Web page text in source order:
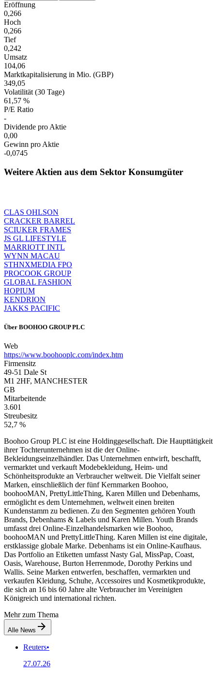
Eröffnung
0,266
Hoch
0,266
Tief
0,242
Umsatz
104,06
Marktkapitalisierung in Mio. (GBP)
349,05
Volatilität (30 Tage)
61,57 %
P/E Ratio
-
Dividende pro Aktie
0,00
Gewinn pro Aktie
-0,0745
Weitere Aktien aus dem Sektor Konsumgüter
CLAS OHLSON
CRACKER BARREL
SCIUKER FRAMES
JS GL LIFESTYLE
MARRIOTT INTL
WYNN MACAU
STHNXMEDIA FPO
PROCOOK GROUP
GLOBAL FASHION
HOPIUM
KENDRION
JAKKS PACIFIC
Über BOOHOO GROUP PLC
Web
https://www.boohooplc.com/index.htm
Firmensitz
49-51 Dale St
M1 2HF, MANCHESTER
GB
Mitarbeitende
3.601
Streubesitz
52,7 %
Boohoo Group PLC ist eine Holdinggesellschaft. Die Haupttätigkeit
ihrer Tochterunternehmen ist die der Online-
Bekleidungseinzelhändler. Das Unternehmen entwirft, beschafft,
vermarktet und verkauft Modebekleidung, Heim- und
Schönheitsprodukte an Verbraucher weltweit. Die Vielfalt seiner
Marken, einschließlich der fünf Kernmarken Boohoo,
boohooMAN, PrettyLittleThing, Karen Millen und Debenhams,
ermöglicht es dem Unternehmen, weltweit einen breiten
Kundenstamm zu bedienen. Zu den Segmenten gehören Youth
Brands, Debenhams & Labels und Karen Millen. Youth Brands
umfasst drei Online-Einzelhandelsmarken wie Boohoo,
boohooMAN und PrettyLittleThing. Karen Millen ist eine digitale,
erstklassige globale Marke. Debenhams ist ein Online-Kaufhaus.
Das Portfolio an Etiketten umfasst Nasty Gal, MissPap, Coast,
Oasis, Warehouse, Burton Herrenmode, Dorothy Perkins und
Wallis. Seine Marken entwerfen, beschaffen, vermarkten und
verkaufen Kleidung, Schuhe, Accessoires und Kosmetikprodukte,
die sich an 16 bis 60 Jahre alte Verbraucher im Vereinigten
Königreich und international richten.
Mehr zum Thema
Alle News
Reuters•
27.07.26